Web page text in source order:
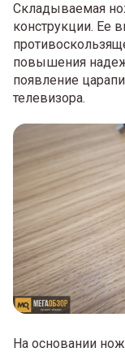
Складываемая
конструкции. Ее
повышения
появление
телевизора.
На основании